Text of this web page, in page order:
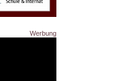
Werbung